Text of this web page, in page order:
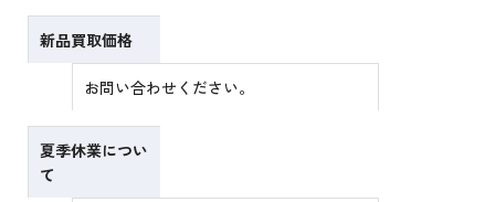
新品買取価格
お問い合わせください。
夏季休業につい
て